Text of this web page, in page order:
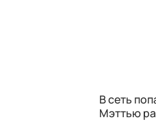
В сеть
Мэттью